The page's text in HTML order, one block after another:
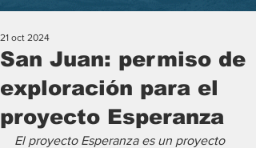
San Juan: permiso de
exploración para el
proyecto Esperanza
21 oct 2024
El proyecto Esperanza es un proyecto